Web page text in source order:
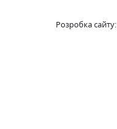
Розробка сайту: